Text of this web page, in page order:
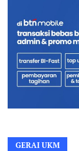
GERAI UKM